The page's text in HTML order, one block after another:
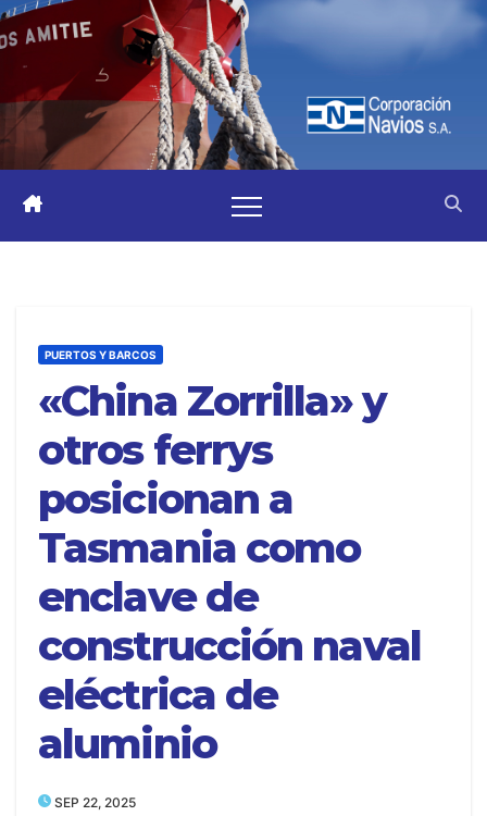
PUERTOS Y BARCOS
«China Zorrilla» y
otros ferrys
posicionan a
Tasmania como
enclave de
construcción naval
eléctrica de
aluminio
SEP 22, 2025